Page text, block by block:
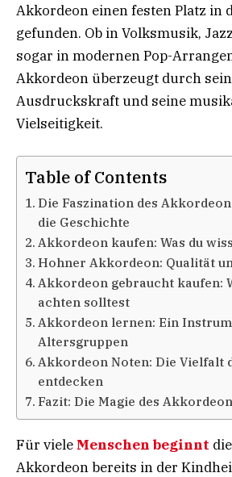
Akkordeon einen festen Platz in
gefunden. Ob in Volksmusik,
sogar in modernen Pop-
Akkordeon überzeugt durch
Ausdruckskraft und seine
Vielseitigkeit.
Table of Contents
Die Faszination des
die Geschichte
Akkordeon kaufen: Was du
Hohner Akkordeon: Qualität
Akkordeon gebraucht kaufen:
achten solltest
Akkordeon lernen: Ein
Altersgruppen
Akkordeon Noten: Die Vielfalt
entdecken
Fazit: Die Magie des
Für viele Menschen beginnt
Akkordeon bereits in der